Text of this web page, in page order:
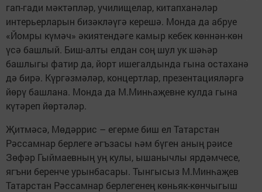
гап-гади мәктәпләр, училищелар, китапханәләр
интерьерларын бизәкләүгә керешә. Монда да абруе
«Йомры күмәч» әкиятендәге камыр кебек көннән-көн
үсә башлый. Биш-алты елдан соң шул ук шәһәр
башлыгы фатир да, йорт ишегалдында гына остаханә
дә бирә. Күргәзмәләр, концертлар, презентацияләргә
йөрү башлана. Монда да М.Минһаҗевне кулда гына
күтәреп йөртәләр.
Җитмәсә, Мөдәррис – егерме биш ел Татарстан
Рәссамнар берлеге әгъзасы һәм бүген аның рәисе
Зөфәр Гыймаевның уң кулы, ышанычлы ярдәмчесе,
ягъни беренче урынбасары. Тынгысыз М.Минһаҗев
Татарстан Рәссамнар берлегенең көньяк-көнчыгыш